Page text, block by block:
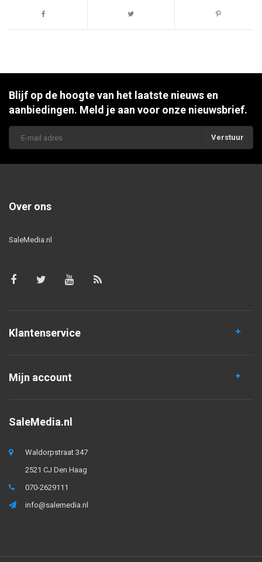
Blijf op de hoogte van het laatste nieuws en
aanbiedingen. Meld je aan voor onze nieuwsbrief.
Verstuur
Over ons
SaleMedia.nl
Klantenservice
Mijn account
SaleMedia.nl
Waldorpstraat 347
2521 CJ Den Haag
070-2629111
info@salemedia.nl